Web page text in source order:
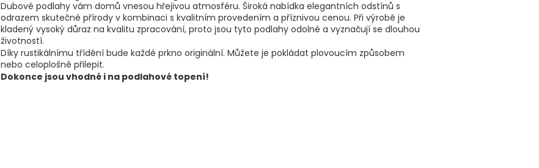
Dubové podlahy vám domů vnesou hřejivou atmosféru. Široká nabídka elegantních odstínů s
odrazem skutečné přírody v kombinaci s kvalitním provedením a příznivou cenou. Při výrobě je
kladený vysoký důraz na kvalitu zpracování, proto jsou tyto podlahy odolné a vyznačují se dlouhou
životností.
Díky rustikálnímu třídění bude každé prkno originální. Můžete je pokládat plovoucím způsobem
nebo celoplošně přilepit.
Dokonce jsou vhodné i na podlahové topení!